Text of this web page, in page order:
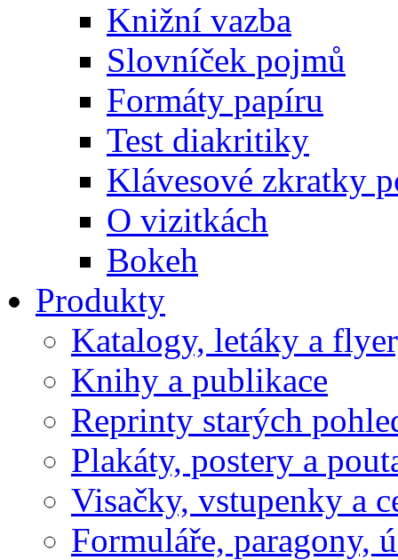
Knižní vazba
Slovníček pojmů
Formáty papíru
Test diakritiky
Klávesové zkratky
O vizitkách
Bokeh
Produkty
Katalogy, letáky a
Knihy a publikace
Reprinty starých
Plakáty, postery a
Visačky, vstupenky a
Formuláře, paragony,